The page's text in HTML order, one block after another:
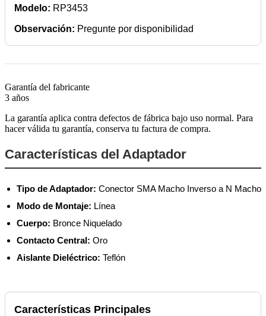
Modelo: RP3453
Observación: Pregunte por disponibilidad
Garantía del fabricante
3 años
La garantía aplica contra defectos de fábrica bajo uso normal. Para
hacer válida tu garantía, conserva tu factura de compra.
Características del Adaptador
Tipo de Adaptador: Conector SMA Macho Inverso a N Macho
Modo de Montaje: Línea
Cuerpo: Bronce Niquelado
Contacto Central: Oro
Aislante Dieléctrico: Teflón
Características Principales